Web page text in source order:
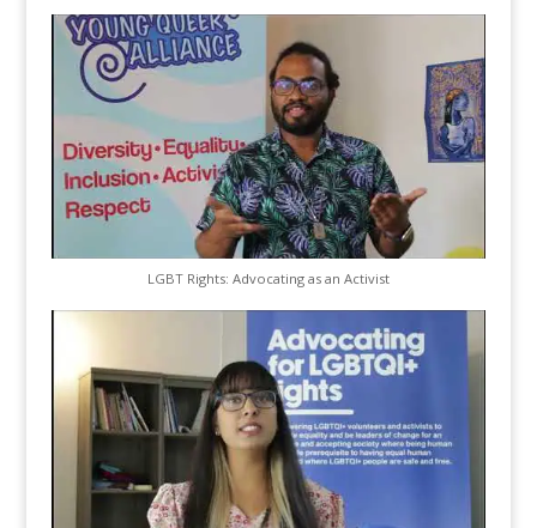
LGBT Rights: Advocating as an Activist